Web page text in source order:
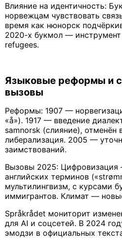
Влияние на идентичность:
норвежцам чувствовать
время как нюнорск
2020-х букмол — инструмент
refugees.
Языковые реформы и
вызовы
Реформы: 1907 —
«å»). 1917 — введение
samnorsk (слияние), отменён
либерализация. 2005 —
заимствований.
Вызовы 2025: Цифровизация
английских терминов
мультилингвизм, с курсами
иммигрантов. Климат —
Språkrådet мониторит
для AI и соцсетей. В 2024
эмодзи в официальных